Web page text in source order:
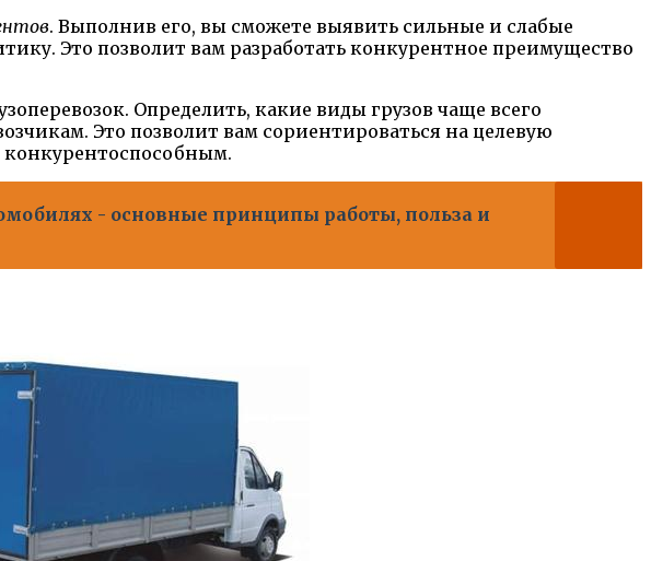
. Выполнив его, вы сможете выявить сильные и слабые
Это позволит вам разработать конкурентное преимущество
Определить, какие виды грузов чаще всего
Это позволит вам сориентироваться на целевую
конкурентоспособным.
- основные принципы работы, польза и